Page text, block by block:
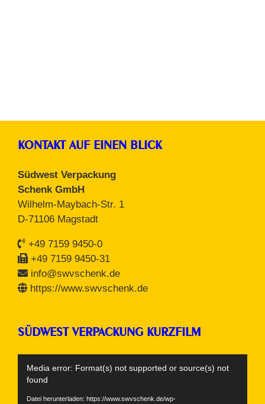
KONTAKT AUF EINEN BLICK
Südwest Verpackung
Schenk GmbH
Wilhelm-Maybach-Str. 1
D-71106 Magstadt
+49 7159 9450-0
+49 7159 9450-31
info@swvschenk.de
https://www.swvschenk.de
SÜDWEST VERPACKUNG KURZFILM
Player
Media error: Format(s) not supported or source(s) not
found
Datei herunterladen: https://www.swvschenk.de/wp-